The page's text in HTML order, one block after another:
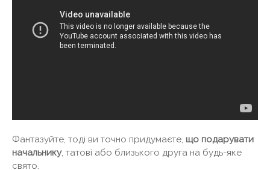
Фантазуйте, тоді ви точно придумаєте, що подарувати
начальнику, татові або близького друга на будь-яке
свято.